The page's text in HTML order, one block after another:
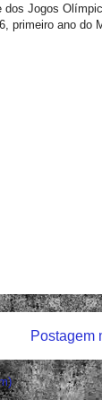
Jogos
primeiro ano do
Postagem